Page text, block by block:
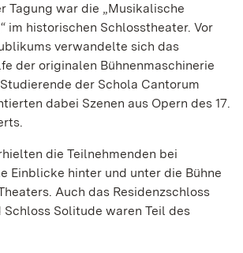
Tagung war die „Musikalische
im historischen Schlosstheater. Vor
verwandelte sich das
der originalen Bühnenmaschinerie
der Schola Cantorum
dabei Szenen aus Opern des 17.
die Teilnehmenden bei
Einblicke hinter und unter die Bühne
Auch das Residenzschloss
Solitude waren Teil des